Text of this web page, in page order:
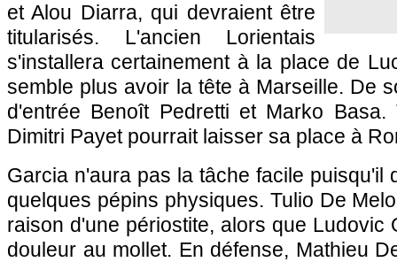
et Alou Diarra, qui devraient être
titularisés. L'ancien Lorientais
s'installera certainement à la place de
semble plus avoir la tête à Marseille. De
d'entrée Benoît Pedretti et Marko
Dimitri Payet pourrait laisser sa place à
Garcia n'aura pas la tâche facile puisqu'il
quelques pépins physiques. Tulio De
raison d'une périostite, alors que Ludovic
douleur au mollet. En défense, Mathieu